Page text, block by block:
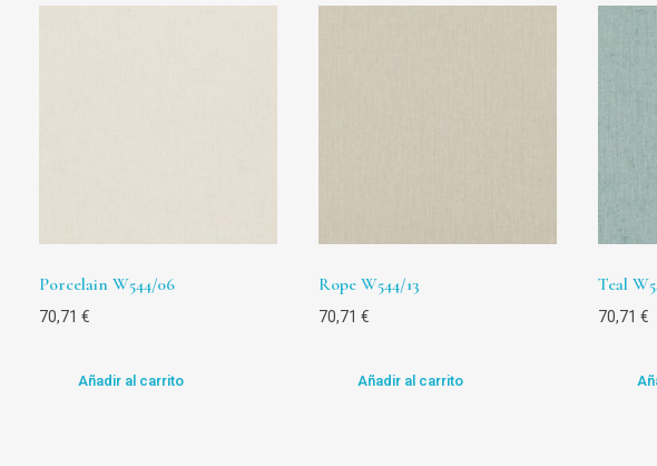
Porcelain W544/06
70,71 €
Añadir al carrito
Rope W544/13
70,71 €
Añadir al carrito
Teal
70,71 €